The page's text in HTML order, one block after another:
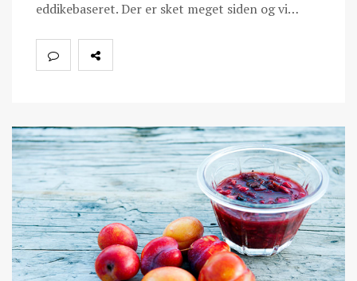
eddikebaseret. Der er sket meget siden og vi…